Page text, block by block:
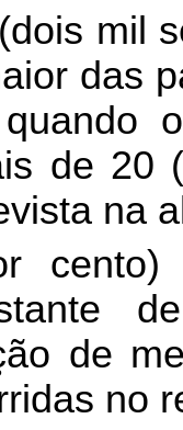
mil
das
de 20
na
de
no